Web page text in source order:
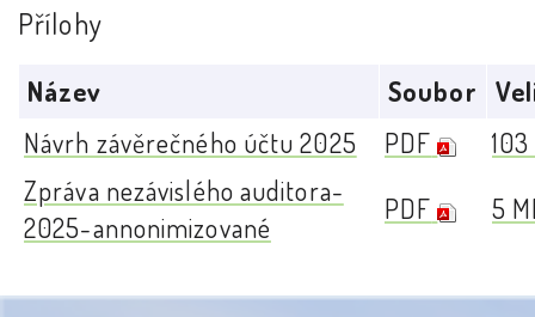
Přílohy
Název Soubor
Návrh závěrečného účtu 2025
PDF
Zpráva nezávislého auditora-
2025-annonimizované
PDF 5